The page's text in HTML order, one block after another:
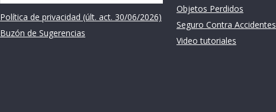
Política de privacidad (últ. act. 30/06/2026)
Buzón de Sugerencias
Objetos Perdidos
Seguro Contra Accidentes
Video tutoriales